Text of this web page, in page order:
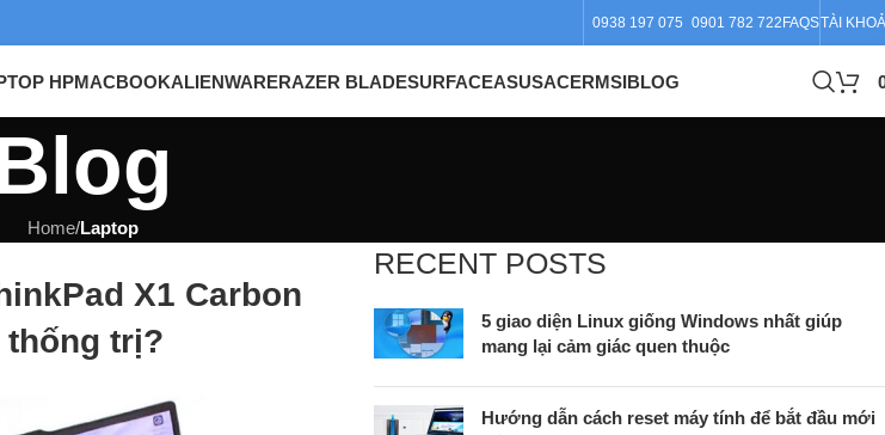
0938 197 075 0901 782 722 FAQSTÀI
HPMACBOOKALIENWARERAZER BLADESURFACEASUSACERMSIBLOG
Home/Laptop
X1 Carbon
thống trị?
RECENT POSTS
5 giao diện Linux giống Windows nhất giúp
mang lại cảm giác quen thuộc
Hướng dẫn cách reset máy tính để bắt đầu mới